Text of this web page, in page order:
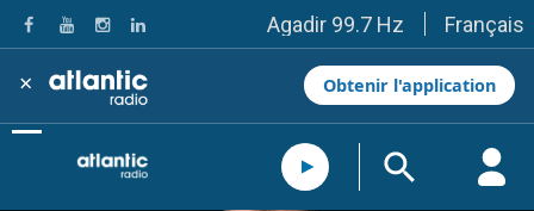
Agadir 99.7 Hz
Tanger 103.3 Hz
Tétouan 87.8 Hz
Fès 98.8 Hz
Meknès 97.2 Hz
El Jadida 97.3
Settat 104,6
Français
× Obtenir l'application